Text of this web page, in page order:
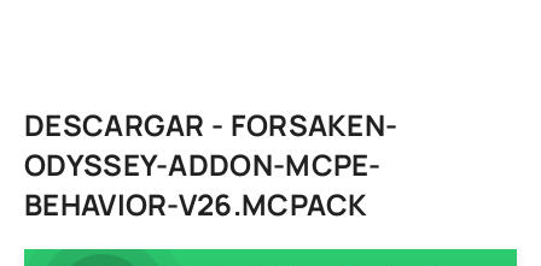
DESCARGAR - FORSAKEN-
ODYSSEY-ADDON-MCPE-
BEHAVIOR-V26.MCPACK